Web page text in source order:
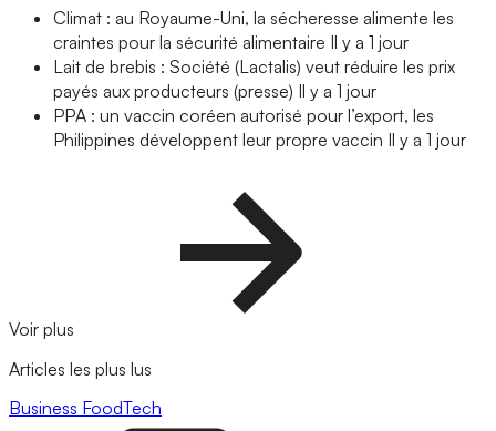
Climat : au Royaume-Uni, la sécheresse alimente les
craintes pour la sécurité alimentaire Il y a 1 jour
Lait de brebis : Société (Lactalis) veut réduire les prix
payés aux producteurs (presse) Il y a 1 jour
PPA : un vaccin coréen autorisé pour l’export, les
Philippines développent leur propre vaccin Il y a 1 jour
Voir plus
Articles les plus lus
Business FoodTech